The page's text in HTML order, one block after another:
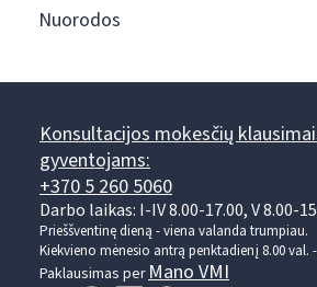
Nuorodos
Konsultacijos mokesčių
gyventojams:
+370 5 260 5060
Darbo laikas: I-IV 8.00-17.00, V 8.00-
Prieššventinę dieną - viena valanda trumpiau.
Kiekvieno mėnesio antrą penktadienį 8.00 val.
Paklausimas per Mano VMI